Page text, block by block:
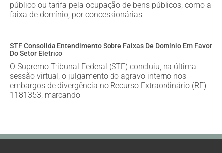
público ou tarifa pela ocupação de bens públicos, como a
faixa de domínio, por concessionárias
STF Consolida Entendimento Sobre Faixas De Domínio Em Favor
Do Setor Elétrico
O Supremo Tribunal Federal (STF) concluiu, na última
sessão virtual, o julgamento do agravo interno nos
embargos de divergência no Recurso Extraordinário (RE)
1181353, marcando